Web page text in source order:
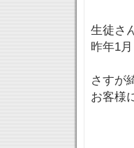
生徒さ
昨年1
さすが
お客様